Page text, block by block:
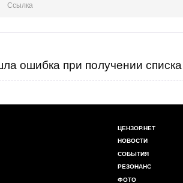
Ссылка
ошибка при получении
ЦЕНЗОР.НЕТ
НОВОСТИ
СОБЫТИЯ
РЕЗОНАНС
ФОТО